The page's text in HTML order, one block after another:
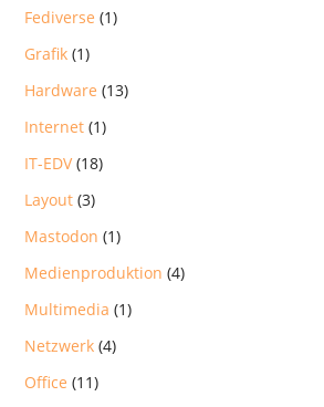
Fediverse (1)
Grafik (1)
Hardware (13)
Internet (1)
IT-EDV(18)
Layout (3)
Mastodon (1)
Medienproduktion (4)
Multimedia (1)
Netzwerk (4)
Office (11)